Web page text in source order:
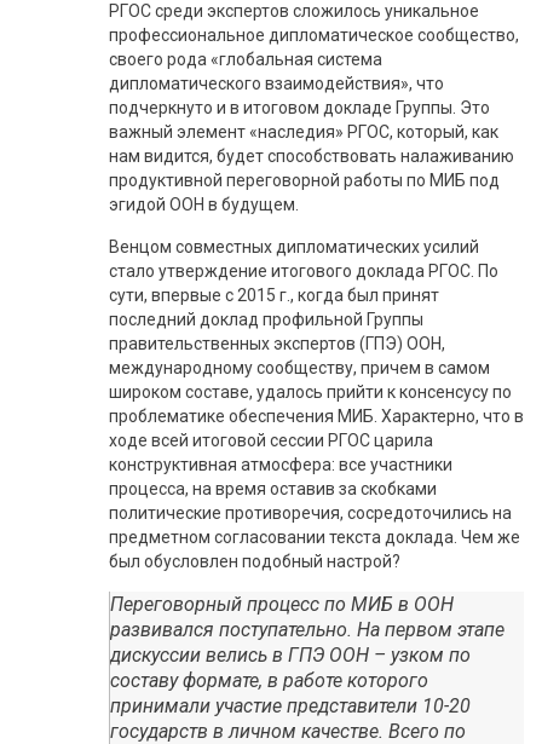
РГОС среди экспертов сложилось уникальное
профессиональное дипломатическое сообщество,
своего рода «глобальная система
дипломатического взаимодействия», что
подчеркнуто и в итоговом докладе Группы. Это
важный элемент «наследия» РГОС, который, как
нам видится, будет способствовать налаживанию
продуктивной переговорной работы по МИБ под
эгидой ООН в будущем.
Венцом совместных дипломатических усилий
стало утверждение итогового доклада РГОС. По
сути, впервые с 2015 г., когда был принят
последний доклад профильной Группы
правительственных экспертов (ГПЭ) ООН,
международному сообществу, причем в самом
широком составе, удалось прийти к консенсусу по
проблематике обеспечения МИБ. Характерно, что в
ходе всей итоговой сессии РГОС царила
конструктивная атмосфера: все участники
процесса, на время оставив за скобками
политические противоречия, сосредоточились на
предметном согласовании текста доклада. Чем же
был обусловлен подобный настрой?
Переговорный процесс по МИБ в ООН
развивался поступательно. На первом этапе
дискуссии велись в ГПЭ ООН – узком по
составу формате, в работе которого
принимали участие представители 10-20
государств в личном качестве. Всего по